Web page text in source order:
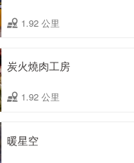
1.92 公里
炭火燒肉工房
1.92 公里
暖星空